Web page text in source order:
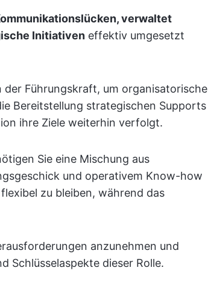
verwaltet
Initiativen effektiv umgesetzt
der Führungskraft, um organisatorische
Bereitstellung strategischen Supports
ihre Ziele weiterhin verfolgt.
Sie eine Mischung aus
und operativem Know-how
zu bleiben, während das
anzunehmen und
Schlüsselaspekte dieser Rolle.